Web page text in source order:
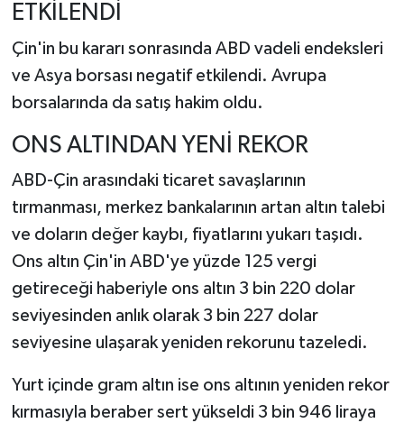
ETKİLENDİ
Çin'in bu kararı sonrasında ABD vadeli endeksleri
ve Asya borsası negatif etkilendi. Avrupa
borsalarında da satış hakim oldu.
ONS ALTINDAN YENİ REKOR
ABD-Çin arasındaki ticaret savaşlarının
tırmanması, merkez bankalarının artan altın talebi
ve doların değer kaybı, fiyatlarını yukarı taşıdı.
Ons altın Çin'in ABD'ye yüzde 125 vergi
getireceği haberiyle ons altın 3 bin 220 dolar
seviyesinden anlık olarak 3 bin 227 dolar
seviyesine ulaşarak yeniden rekorunu tazeledi.
Yurt içinde gram altın ise ons altının yeniden rekor
kırmasıyla beraber sert yükseldi 3 bin 946 liraya